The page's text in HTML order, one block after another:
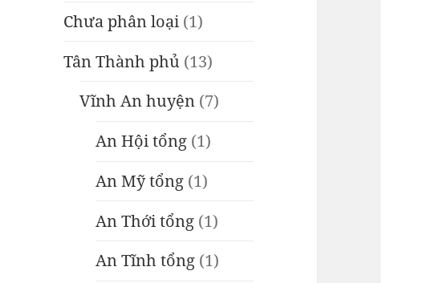
Chưa phân loại(1)
Tân Thành phủ (13)
Vĩnh An huyện (7)
An Hội tổng (1)
An Mỹ tổng (1)
An Thới tổng (1)
An Tĩnh tổng (1)